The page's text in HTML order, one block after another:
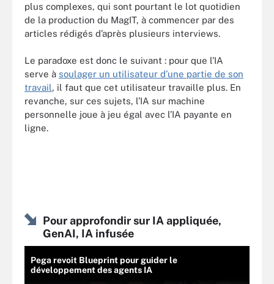
plus complexes, qui sont pourtant le lot quotidien
de la production du MagIT, à commencer par des
articles rédigés d’après plusieurs interviews.
Le paradoxe est donc le suivant : pour que l’IA
serve à soulager un utilisateur d’une partie de son
travail, il faut que cet utilisateur travaille plus. En
revanche, sur ces sujets, l’IA sur machine
personnelle joue à jeu égal avec l’IA payante en
ligne.
Pour approfondir sur IA appliquée,
GenAI, IA infusée
Pega revoit Blueprint pour guider le
développement des agents IA